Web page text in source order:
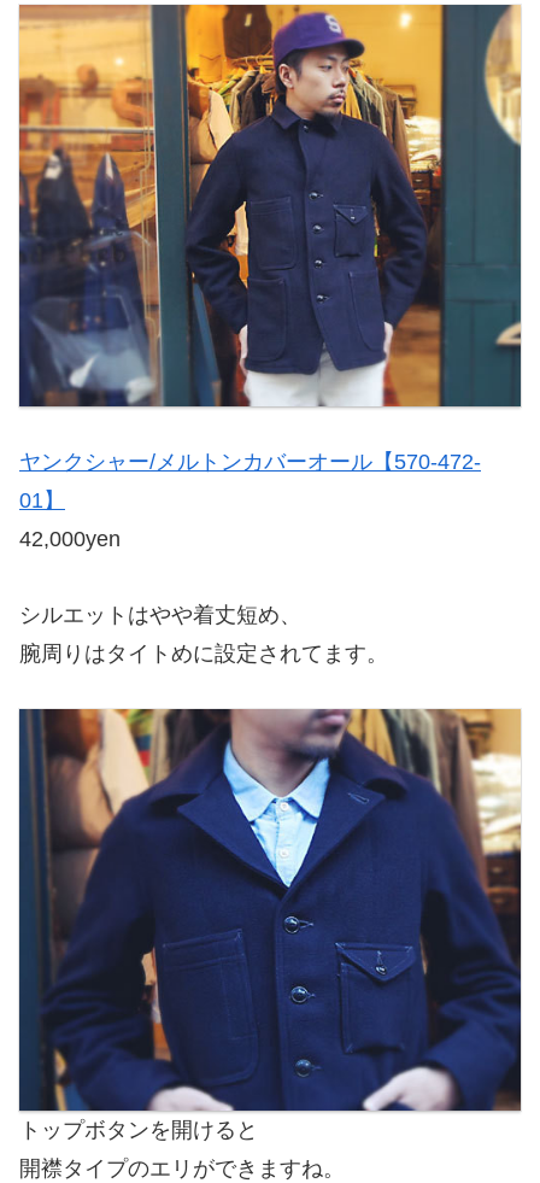
ヤンクシャー/メルトンカバーオール【570-472-
01】
42,000yen
シルエットはやや着丈短め、
腕周りはタイトめに設定されてます。
トップボタンを開けると
開襟タイプのエリができますね。